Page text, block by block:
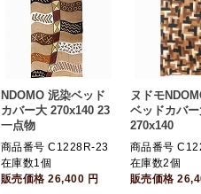
NDOMO 泥染ベッド
カバー大 270x140 23
一点物
商品番号 C1228R-23
在庫数1個
販売価格26,400 円
ヌドモ
ベッドカバ
270x140
商品番号
在庫数2個
販売価格